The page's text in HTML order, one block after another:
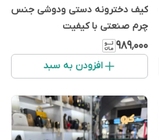
کیف دخترونه دستی ودوشی جنس
چرم صنعتی با کیفیت
۹۸۹٬۰۰۰
افزودن به سبد